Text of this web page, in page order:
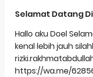
Selamat Datang
Hallo aku Doel
kenal lebih jauh
https://wa.me/